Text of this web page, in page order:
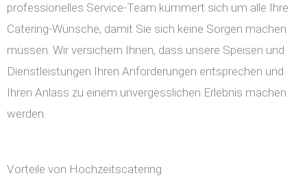
professionelles Service-Team kümmert sich um alle Ihre
Catering-Wünsche, damit Sie sich keine Sorgen machen
müssen. Wir versichern Ihnen, dass unsere Speisen und
Dienstleistungen Ihren Anforderungen entsprechen und
Ihren Anlass zu einem unvergesslichen Erlebnis machen
werden.
Vorteile von Hochzeitscatering